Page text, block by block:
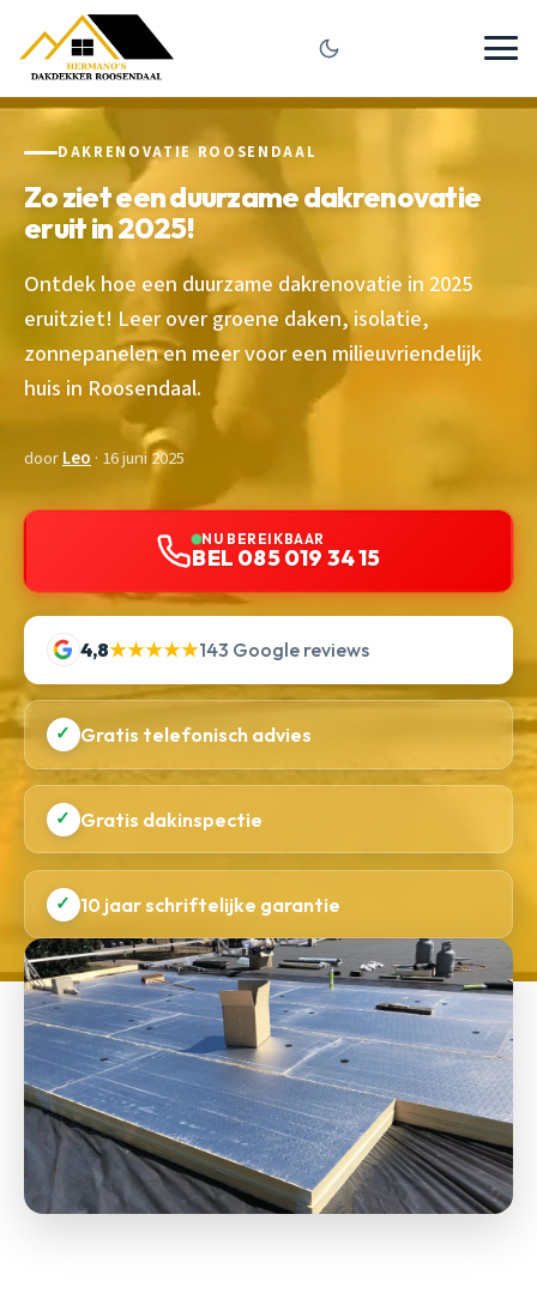
DAKRENOVATIE ROOSENDAAL
Zo ziet een duurzame dakrenovatie
eruit in 2025!
Ontdek hoe een duurzame dakrenovatie in 2025
eruitziet! Leer over groene daken, isolatie,
zonnepanelen en meer voor een milieuvriendelijk
huis in Roosendaal.
doorLeo · 16 juni 2025
NU BEREIKBAAR
BEL 085 019 34 15
4,8★★★★★143 Google reviews
✓ Gratis telefonisch advies
✓ Gratis dakinspectie
✓ 10 jaar schriftelijke garantie